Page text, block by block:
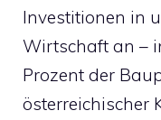
Investitionen in
Wirtschaft an –
Prozent der
österreichischer